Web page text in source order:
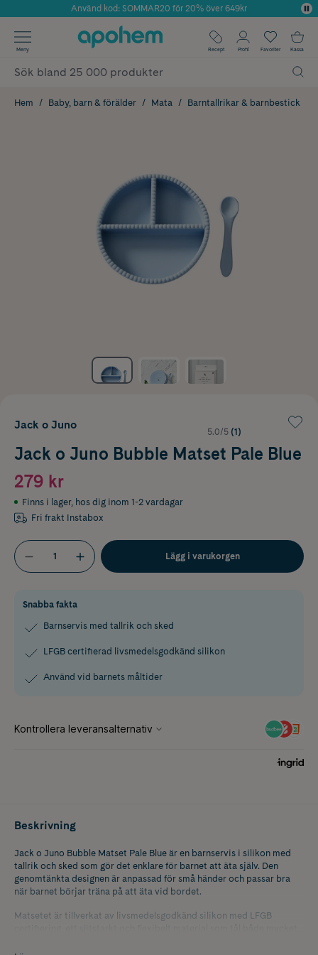
Årets Butik 2025 inom Skönhet
Använd kod: SOMMAR20 för 20% över 649kr
✓ Fri frakt
✓ Poäng på alla köp*
Meny Recept Profil Favoriter Kassa
Hem Baby, barn & förälder Mata Barntallrikar & barnbestick
Jack o Juno
5.0/5 (1)
Jack o Juno Bubble Matset Pale Blue
279 kr
Finns i lager, hos dig inom 1-2 vardagar
Fri frakt Instabox
Lägg i varukorgen
Snabba fakta
Barnservis med tallrik och sked
LFGB certifierad livsmedelsgodkänd silikon
Använd vid barnets måltider
Beskrivning
Jack o Juno Bubble Matset Pale Blue är en barnservis i silikon med
tallrik och sked som gör det enklare för barnet att äta själv. Den
genomtänkta designen är anpassad för små händer och passar bra
när barnet börjar träna på att äta vid bordet.
Matsetet är tillverkat av livsmedelsgodkänd silikon med LFGB